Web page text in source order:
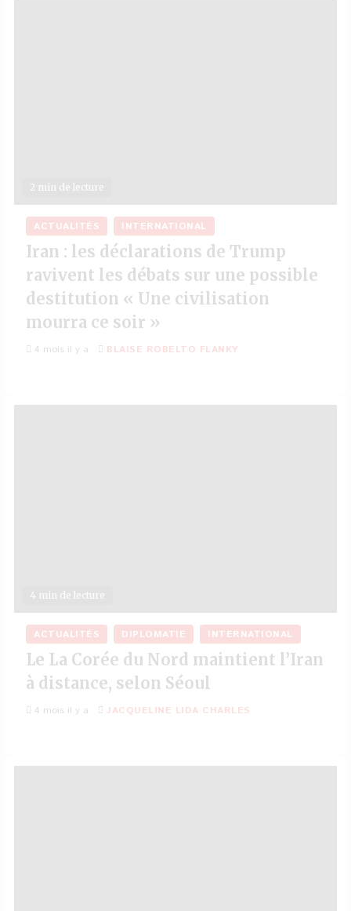
2 min de lecture
ACTUALITÉS INTERNATIONAL
Iran : les déclarations de Trump
ravivent les débats sur une possible
destitution « Une civilisation
mourra ce soir »
4 mois il y a BLAISE ROBELTO FLANKY
4 min de lecture
ACTUALITÉS DIPLOMATIE INTERNATIONAL
Le La Corée du Nord maintient l’Iran
à distance, selon Séoul
4 mois il y a JACQUELINE LIDA CHARLES